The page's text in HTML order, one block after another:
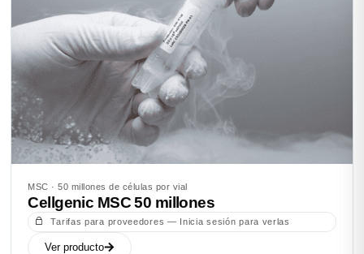
MSC · 50 millones de células por vial
Cellgenic MSC 50 millones
Tarifas para proveedores — Inicia sesión para verlas
Ver producto